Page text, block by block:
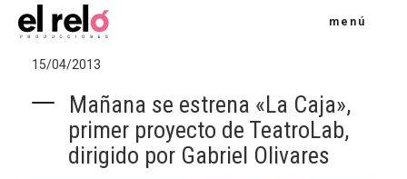
menú
15/04/2013
Mañana se estrena «La Caja»,
primer proyecto de TeatroLab,
dirigido por Gabriel Olivares